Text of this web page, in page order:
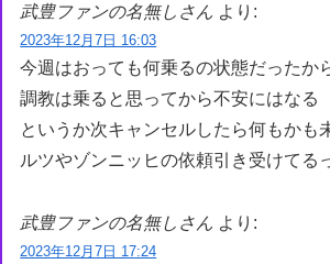
武豊ファンの名無しさん より:
2023年12月7日 16:03
今週はおっても何乗るの状態だったか
調教は乗ると思ってから不安にはなる
というか次キャンセルしたら何もかも
ルツやゾンニッヒの依頼引き受けてる
武豊ファンの名無しさん より:
2023年12月7日 17:24